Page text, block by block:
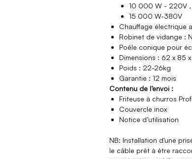
10 000 W - 220V ,
15 000 W-380V
Chauffage électrique
Robinet de vidange :
Poêle conique pour
Dimensions : 62 x 85
Poids : 22-26kg
Garantie : 12 mois
Contenu de l’envoi :
Friteuse à churros
Couvercle inox
Notice d’utilisation
NB: Installation d'une
le câble prêt à être